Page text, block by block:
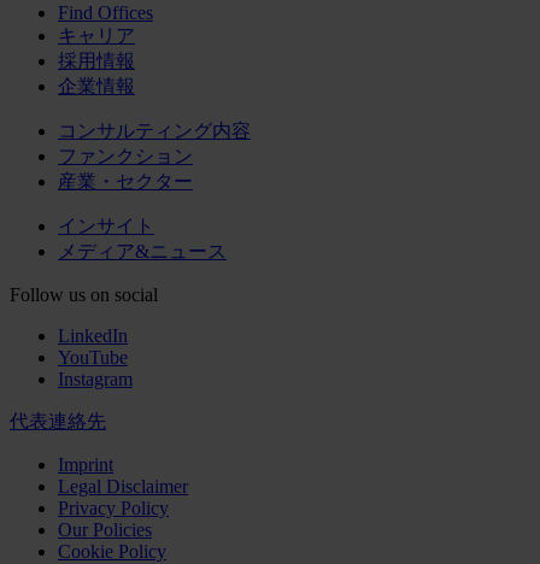
Find Offices
キャリア
採用情報
企業情報
コンサルティング内容
ファンクション
産業・セクター
インサイト
メディア&ニュース
Follow us on social
LinkedIn
YouTube
Instagram
代表連絡先
Imprint
Legal Disclaimer
Privacy Policy
Our Policies
Cookie Policy